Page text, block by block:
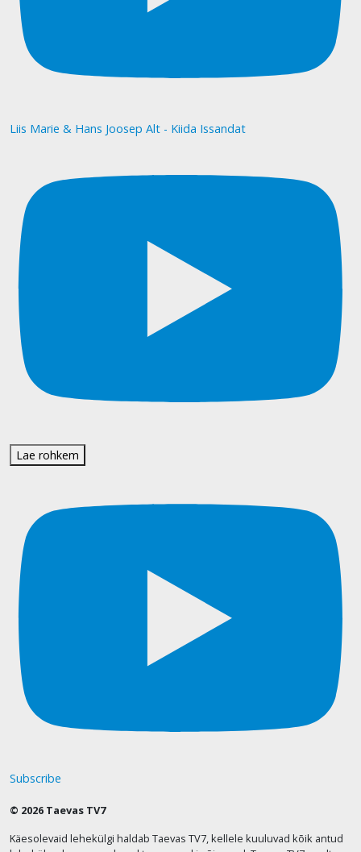
Liis Marie & Hans Joosep Alt - Kiida Issandat
Lae rohkem
Subscribe
© 2026 Taevas TV7
Käesolevaid lehekülgi haldab Taevas TV7, kellele kuuluvad kõik antud